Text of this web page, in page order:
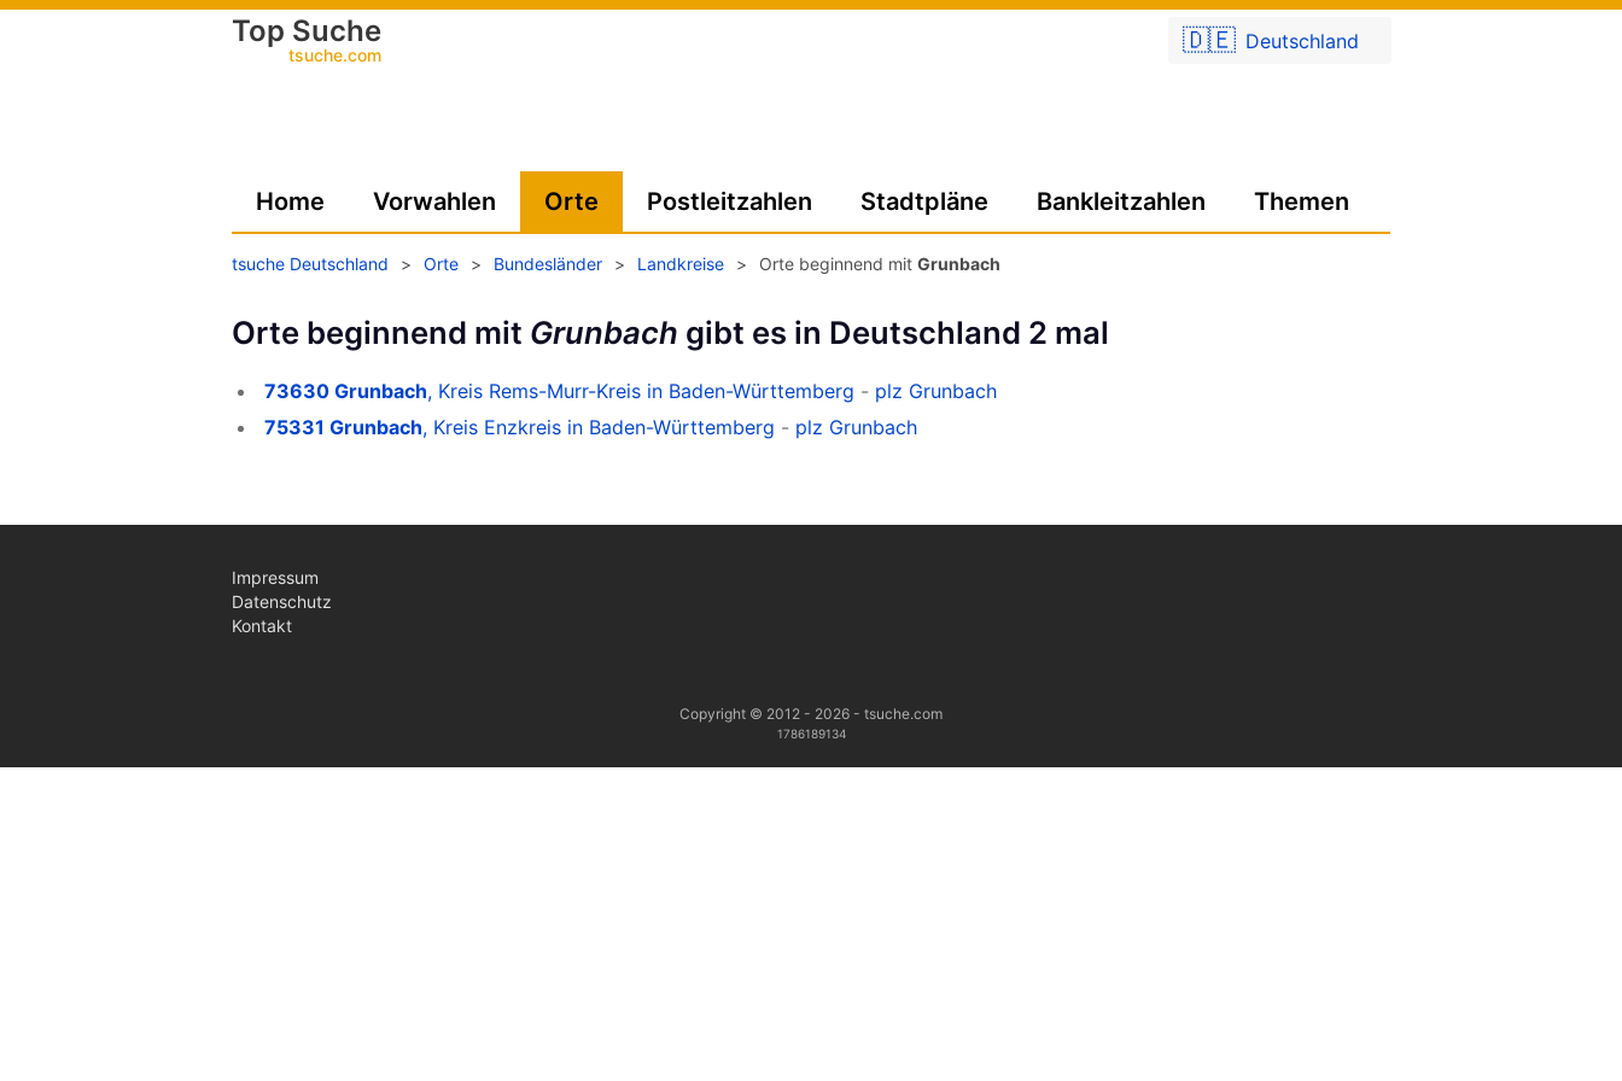
🇩🇪 Deutschland
Top Suche
tsuche.com
Home Vorwahlen Orte Postleitzahlen Stadtpläne Bankleitzahlen Themen
tsuche Deutschland > Orte > Bundesländer > Landkreise > Orte beginnend mit Grunbach
Orte beginnend mit Grunbach gibt es in Deutschland 2 mal
73630 Grunbach, Kreis Rems-Murr-Kreis in Baden-Württemberg - plz Grunbach
75331 Grunbach, Kreis Enzkreis in Baden-Württemberg - plz Grunbach
Impressum
Datenschutz
Kontakt
Copyright © 2012 - 2026 - tsuche.com
1786189134